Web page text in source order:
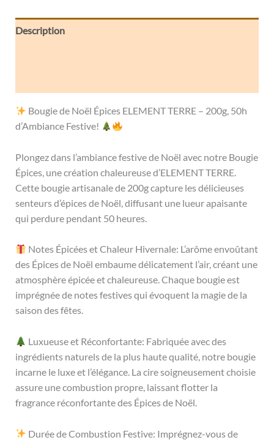
Description
Bougie de Noël Épices ELEMENT TERRE – 200g, 50h
d’Ambiance Festive!
Plongez dans l’ambiance festive de Noël avec notre Bougie
Épices, une création chaleureuse d’ELEMENT TERRE.
Cette bougie artisanale de 200g capture les délicieuses
senteurs d’épices de Noël, diffusant une lueur apaisante
qui perdure pendant 50 heures.
Notes Épicées et Chaleur Hivernale: L’arôme envoûtant
des Épices de Noël embaume délicatement l’air, créant une
atmosphère épicée et chaleureuse. Chaque bougie est
imprégnée de notes festives qui évoquent la magie de la
saison des fêtes.
Luxueuse et Réconfortante: Fabriquée avec des
ingrédients naturels de la plus haute qualité, notre bougie
incarne le luxe et l’élégance. La cire soigneusement choisie
assure une combustion propre, laissant flotter la
fragrance réconfortante des Épices de Noël.
Durée de Combustion Festive: Imprégnez-vous de